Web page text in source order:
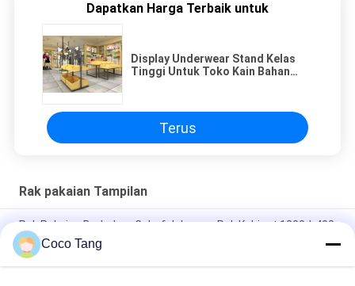
Dapatkan Harga Terbaik untuk
Display Underwear Stand Kelas
Tinggi Untuk Toko Kain Bahan
Terus
Rak pakaian Tampilan
Rak Pakaian Berbahan Colorful dengan Rak Kabinet 1200 * 400
* 2000mm
5 Lapisan Ritel Pakaian Ritel Kayu Untuk Celana OEM / ODM
Coco Tang